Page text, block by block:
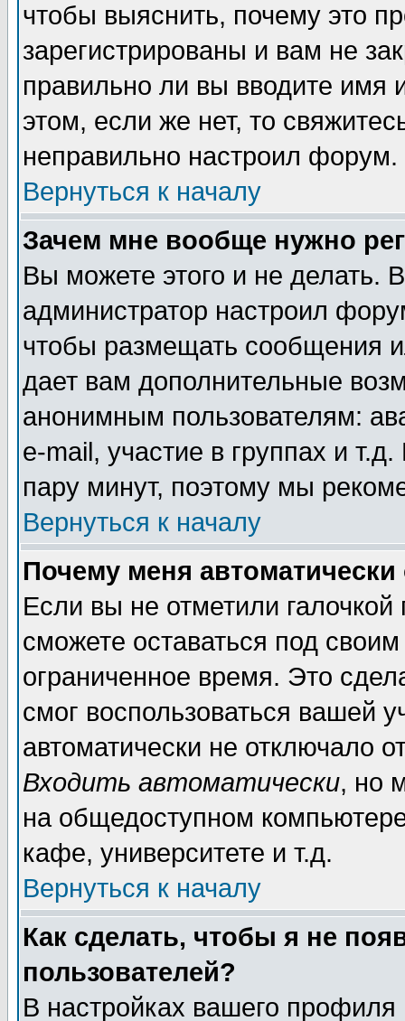
чтобы выяснить, почему это
зарегистрированы и вам не
правильно ли вы вводите
этом, если же нет, то
неправильно настроил форум.
Вернуться к началу
Зачем мне вообще нужно
Вы можете этого и не делать.
администратор настроил
чтобы размещать сообщения
дает вам дополнительные
анонимным пользователям:
e-mail, участие в группах и
пару минут, поэтому мы
Вернуться к началу
Почему меня автоматически
Если вы не отметили галочкой
сможете оставаться под
ограниченное время. Это
смог воспользоваться вашей
автоматически не отключало
Входить автоматически, но
на общедоступном
кафе, университете и т.д.
Вернуться к началу
Как сделать, чтобы я не
пользователей?
В настройках вашего